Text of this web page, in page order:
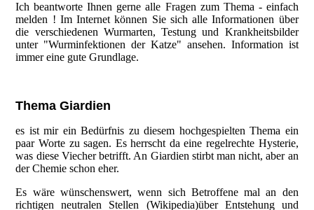
Ich beantworte Ihnen gerne alle Fragen zum Thema - einfach
melden ! Im Internet können Sie sich alle Informationen über
die verschiedenen Wurmarten, Testung und Krankheitsbilder
unter "Wurminfektionen der Katze" ansehen. Information ist
immer eine gute Grundlage.
Thema Giardien
es ist mir ein Bedürfnis zu diesem hochgespielten Thema ein
paar Worte zu sagen. Es herrscht da eine regelrechte Hysterie,
was diese Viecher betrifft. An Giardien stirbt man nicht, aber an
der Chemie schon eher.
Es wäre wünschenswert, wenn sich Betroffene mal an den
richtigen neutralen Stellen (Wikipedia)über Entstehung und